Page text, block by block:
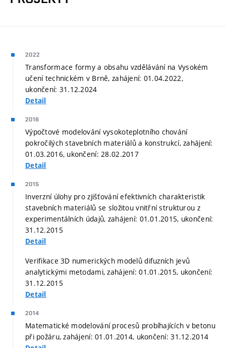
2022
Transformace formy a obsahu vzdělávání na Vysokém
učení technickém v Brně, zahájení: 01.04.2022,
ukončení: 31.12.2024
Detail
2016
Výpočtové modelování vysokoteplotního chování
pokročilých stavebních materiálů a konstrukcí, zahájení:
01.03.2016, ukončení: 28.02.2017
Detail
2015
Inverzní úlohy pro zjišťování efektivních charakteristik
stavebních materiálů se složitou vnitřní strukturou z
experimentálních údajů, zahájení: 01.01.2015, ukončení:
31.12.2015
Detail
Verifikace 3D numerických modelů difuzních jevů
analytickými metodami, zahájení: 01.01.2015, ukončení:
31.12.2015
Detail
2014
Matematické modelování procesů probíhajících v betonu
při požáru, zahájení: 01.01.2014, ukončení: 31.12.2014